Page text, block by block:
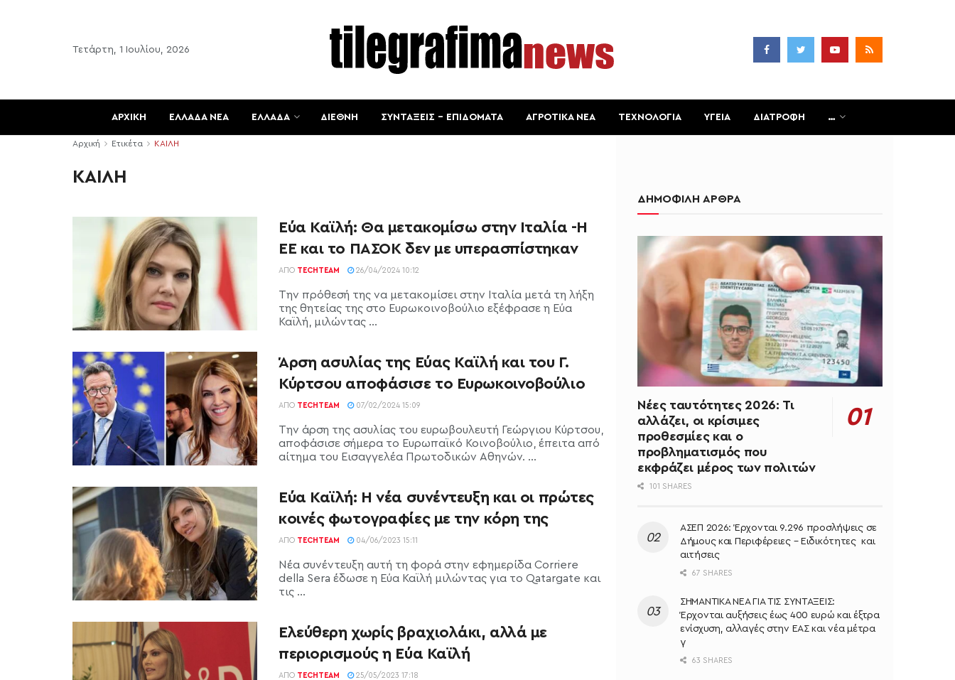
Τετάρτη, 1 Ιουλίου, 2026
ΑΡΧΙΚΗ ΕΛΛΑΔΑ ΝΕΑ ΕΛΛΑΔΑ ΔΙΕΘΝΗ ΣΥΝΤΑΞΕΙΣ – ΕΠΙΔΟΜΑΤΑ ΑΓΡΟΤΙΚΑ ΝΕΑ ΤΕΧΝΟΛΟΓΙΑ ΥΓΕΙΑ ΔΙΑΤΡΟΦΗ …
Αρχική Ετικέτα ΚΑΙΛΗ
ΚΑΙΛΗ
Εύα Καϊλή: Θα μετακομίσω στην Ιταλία -Η
ΕΕ και το ΠΑΣΟΚ δεν με υπερασπίστηκαν
ΑΠΌ TECHTEAM 26/04/2024 10:12
Την πρόθεσή της να μετακομίσει στην Ιταλία μετά τη λήξη
της θητείας της στο Ευρωκοινοβούλιο εξέφρασε η Εύα
Καϊλή, μιλώντας ...
Άρση ασυλίας της Εύας Καϊλή και του Γ.
Κύρτσου αποφάσισε το Ευρωκοινοβούλιο
ΑΠΌ TECHTEAM 07/02/2024 15:09
Την άρση της ασυλίας του ευρωβουλευτή Γεώργιου Κύρτσου,
αποφάσισε σήμερα το Ευρωπαϊκό Κοινοβούλιο, έπειτα από
αίτημα του Εισαγγελέα Πρωτοδικών Αθηνών. ...
Εύα Καϊλή: Η νέα συνέντευξη και οι πρώτες
κοινές φωτογραφίες με την κόρη της
ΑΠΌ TECHTEAM 04/06/2023 15:11
Νέα συνέντευξη αυτή τη φορά στην εφημερίδα Corriere
della Sera έδωσε η Εύα Καϊλή μιλώντας για το Qatargate και
τις ...
Ελεύθερη χωρίς βραχιολάκι, αλλά με
περιορισμούς η Εύα Καϊλή
ΑΠΌ TECHTEAM 25/05/2023 17:18
ΔΗΜΟΦΙΛΗ ΑΡΘΡΑ
Νέες ταυτότητες 2026: Τι
αλλάζει, οι κρίσιμες
προθεσμίες και ο
προβληματισμός που
εκφράζει μέρος των πολιτών
101 SHARES
ΑΣΕΠ 2026: Έρχονται 9.296 προσλήψεις σε
Δήμους και Περιφέρειες – Ειδικότητες και
αιτήσεις
67 SHARES
ΣΗΜΑΝΤΙΚΑ ΝΕΑ ΓΙΑ ΤΙΣ ΣΥΝΤΑΞΕΙΣ:
Έρχονται αυξήσεις έως 400 ευρώ και έξτρα
ενίσχυση, αλλαγές στην ΕΑΣ και νέα μέτρα
γ
63 SHARES